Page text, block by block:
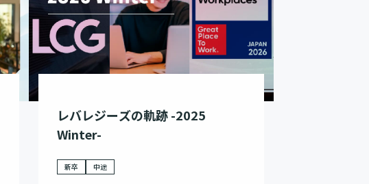
レバレジーズの軌跡 -2025
Winter-
新卒 中途